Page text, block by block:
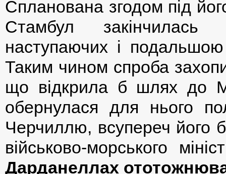
Спланована згодом під
Стамбул закінчилась
наступаючих і
Таким чином спроба
що відкрила б шлях до
обернулася для нього
Черчиллю, всупереч його
військово-морського
Дарданеллах